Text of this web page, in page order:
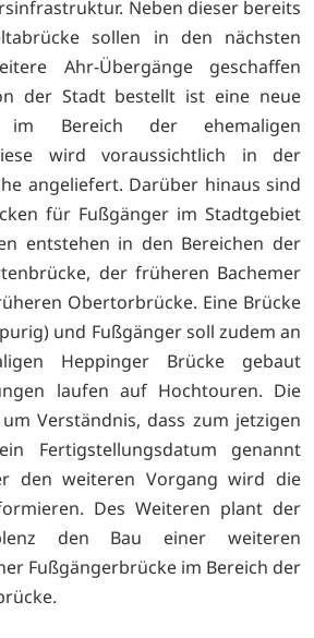
Neben dieser bereits
sollen in den nächsten
Ahr-Übergänge geschaffen
der Stadt bestellt ist eine neue
im Bereich der ehemaligen
wird voraussichtlich in der
angeliefert. Darüber hinaus sind
für Fußgänger im Stadtgebiet
entstehen in den Bereichen der
der früheren Bachemer
Obertorbrücke. Eine Brücke
und Fußgänger soll zudem an
Heppinger Brücke gebaut
laufen auf Hochtouren. Die
Verständnis, dass zum jetzigen
Fertigstellungsdatum genannt
den weiteren Vorgang wird die
Des Weiteren plant der
den Bau einer weiteren
Fußgängerbrücke im Bereich der